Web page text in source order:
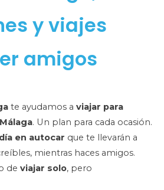
y viajes
amigos
te ayudamos a viajar para
. Un plan para cada ocasión.
en autocar que te llevarán a
mientras haces amigos.
de viajar solo, pero